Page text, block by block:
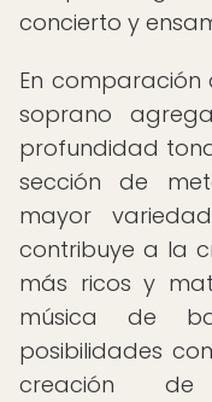
concierto y
En
soprano
profundidad
sección de
mayor
contribuye a la
más ricos y
música de
posibilidades
creación de